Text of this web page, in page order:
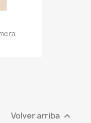
Volver arriba 